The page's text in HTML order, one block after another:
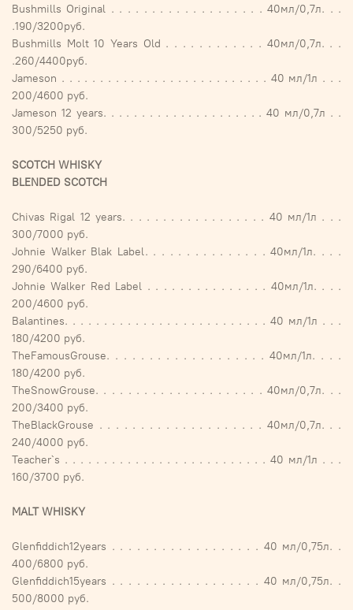
Bushmills Original . . . . . . . . . . . . . . . . . . . 40мл/0,7л. . .
.190/3200руб.
Bushmills Molt 10 Years Old . . . . . . . . . . . . 40мл/0,7л. . .
.260/4400руб.
Jameson . . . . . . . . . . . . . . . . . . . . . . . . . . . 40 мл/1л . . .
200/4600 руб.
Jameson 12 years. . . . . . . . . . . . . . . . . . . . . 40 мл/0,7л . .
300/5250 руб.
SCOTCH WHISKY
BLENDED SCOTCH
Chivas Rigal 12 years. . . . . . . . . . . . . . . . . . 40 мл/1л . . .
300/7000 руб.
Johnie Walker Blak Label. . . . . . . . . . . . . . . 40мл/1л. . . .
290/6400 руб.
Johnie Walker Red Label . . . . . . . . . . . . . . . 40мл/1л. . . .
200/4600 руб.
Balantines. . . . . . . . . . . . . . . . . . . . . . . . . . 40 мл/1л . . .
180/4200 руб.
TheFamousGrouse. . . . . . . . . . . . . . . . . . . 40мл/1л. . . .
180/4200 руб.
TheSnowGrouse. . . . . . . . . . . . . . . . . . . . . 40мл/0,7л. . .
200/3400 руб.
TheBlackGrouse . . . . . . . . . . . . . . . . . . . . 40мл/0,7л. . .
240/4000 руб.
Teacher`s . . . . . . . . . . . . . . . . . . . . . . . . . . 40 мл/1л . . .
160/3700 руб.
MALT WHISKY
Glenfiddich12years . . . . . . . . . . . . . . . . . . 40 мл/0,75л. .
400/6800 руб.
Glenfiddich15years . . . . . . . . . . . . . . . . . . 40 мл/0,75л. .
500/8000 руб.